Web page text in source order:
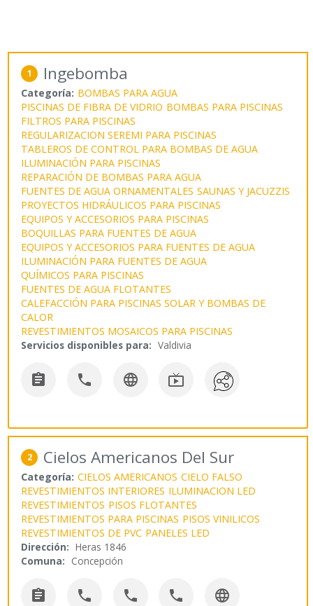
1 Ingebomba
Categoría: BOMBAS PARA AGUA
PISCINAS DE FIBRA DE VIDRIO BOMBAS PARA PISCINAS
FILTROS PARA PISCINAS
REGULARIZACION SEREMI PARA PISCINAS
TABLEROS DE CONTROL PARA BOMBAS DE AGUA
ILUMINACIÓN PARA PISCINAS
REPARACIÓN DE BOMBAS PARA AGUA
FUENTES DE AGUA ORNAMENTALES SAUNAS Y JACUZZIS
PROYECTOS HIDRÁULICOS PARA PISCINAS
EQUIPOS Y ACCESORIOS PARA PISCINAS
BOQUILLAS PARA FUENTES DE AGUA
EQUIPOS Y ACCESORIOS PARA FUENTES DE AGUA
ILUMINACIÓN PARA FUENTES DE AGUA
QUÍMICOS PARA PISCINAS
FUENTES DE AGUA FLOTANTES
CALEFACCIÓN PARA PISCINAS SOLAR Y BOMBAS DE
CALOR
REVESTIMIENTOS MOSAICOS PARA PISCINAS
Servicios disponibles para: Valdivia
   
2 Cielos Americanos Del Sur
Categoría: CIELOS AMERICANOS CIELO FALSO
REVESTIMIENTOS INTERIORES ILUMINACION LED
REVESTIMIENTOS PISOS FLOTANTES
REVESTIMIENTOS PARA PISCINAS PISOS VINILICOS
REVESTIMIENTOS DE PVC PANELES LED
Dirección: Heras 1846
Comuna: Concepción
    